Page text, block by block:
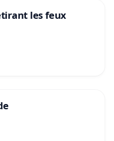
les feux